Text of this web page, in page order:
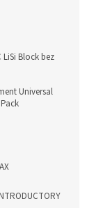
LiSi Block bez
Universal